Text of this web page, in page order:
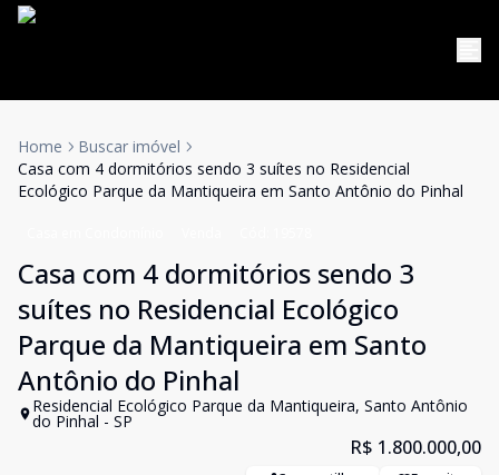
Home
Buscar imóvel
Casa com 4 dormitórios sendo 3 suítes no Residencial
Ecológico Parque da Mantiqueira em Santo Antônio do Pinhal
Casa com 4 dormitórios sendo 3
suítes no Residencial Ecológico
Parque da Mantiqueira em Santo
Antônio do Pinhal
Residencial Ecológico Parque da Mantiqueira, Santo Antônio
do Pinhal - SP
R$ 1.800.000,00